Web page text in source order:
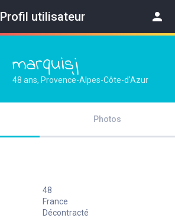
Profil utilisateur person
marquisj
48 ans, Provence-Alpes-Côte-d'Azur
Photos
48
France
Décontracté